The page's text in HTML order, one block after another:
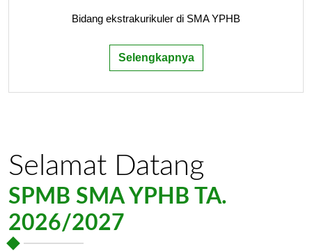
Bidang ekstrakurikuler di SMA YPHB
Selengkapnya
Selamat Datang
SPMB SMA YPHB TA.
2026/2027